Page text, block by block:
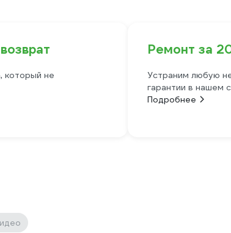
который не
Ремонт за
Устраним любую
гарантии в нашем
Подробнее